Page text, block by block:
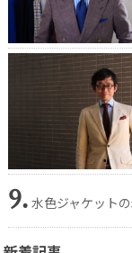
9. 水色ジャケット